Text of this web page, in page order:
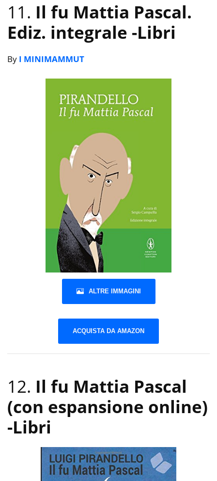
11. Il fu Mattia Pascal.
Ediz. integrale -Libri
By I MINIMAMMUT
ALTRE IMMAGINI
ACQUISTA DA AMAZON
12. Il fu Mattia Pascal
(con espansione online)
-Libri